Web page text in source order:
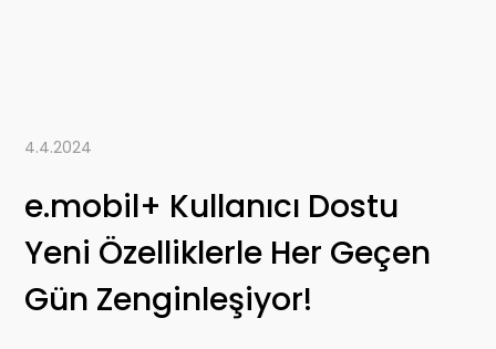
4.4.2024
e.mobil+ Kullanıcı Dostu
Yeni Özelliklerle Her Geçen
Gün Zenginleşiyor!